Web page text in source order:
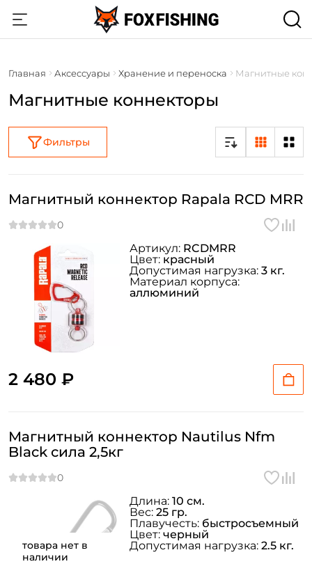
Главная Аксессуары Хранение и переноска Магнитные
Магнитные коннекторы
Фильтры
Магнитный коннектор Rapala RCD MRR
2 480 ₽
Артикул: RCDMRR
Цвет: красный
Допустимая нагрузка: 3 кг.
Материал корпуса:
аллюминий
товара нет в
наличии
Магнитный коннектор Nautilus Nfm
Black сила 2,5кг
Длина: 10 см.
Вес: 25 гр.
Плавучесть: быстросъемный
Цвет: черный
Допустимая нагрузка: 2.5 кг.